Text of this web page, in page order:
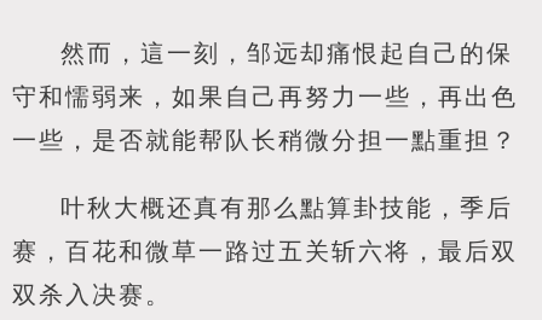
然而，這一刻，邹远却痛恨起自己的保
守和懦弱来，如果自己再努力一些，再出色
一些，是否就能帮队长稍微分担一點重担？
叶秋大概还真有那么點算卦技能，季后
赛，百花和微草一路过五关斩六将，最后双
双杀入决赛。